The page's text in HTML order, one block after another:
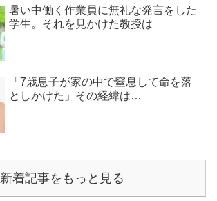
暑い中働く作業員に無礼な発言をした
学生。それを見かけた教授は
「7歳息子が家の中で窒息して命を落
としかけた」その経緯は…
新着記事をもっと見る